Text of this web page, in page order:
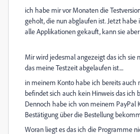
ich habe mir vor Monaten die
geholt, die nun abglaufen ist. Jetzt habe
alle Applikationen gekauft, kann sie
Mir wird jedesmal angezeigt das ich sie
das meine Testzeit abgelaufen ist....
in meinem Konto habe ich bereits auch
befindet sich auch kein Hinweis das ich
Dennoch habe ich von meinem PayPal
Bestätigung über die Bestellung
Woran liegt es das ich die Programme